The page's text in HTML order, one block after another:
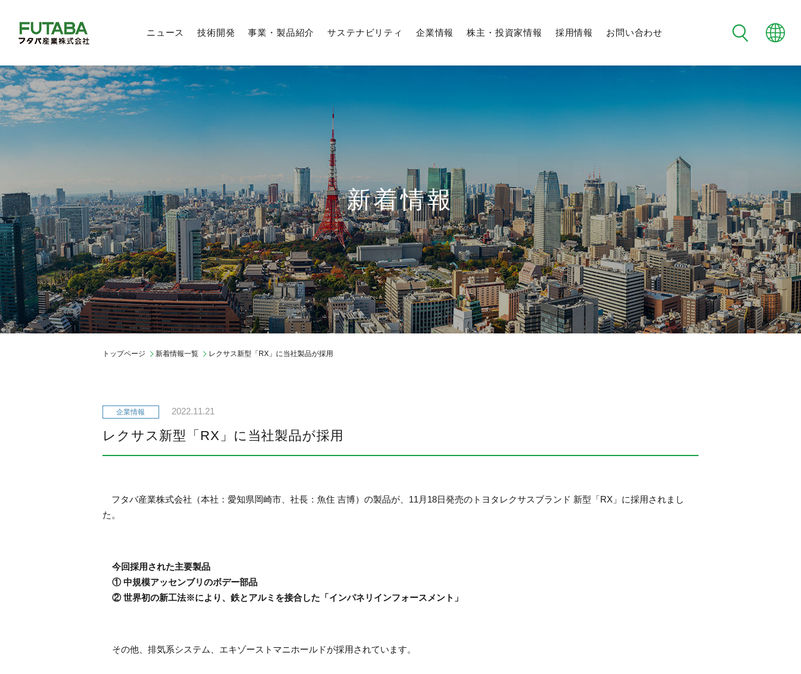
ニュース 技術開発
解析・評価の技術 生産技術
未来社会に向けた
新規事業への挑戦
事業・製品紹介
外販設備事業 農業事業
サステナビリティ
サステナビリティマネジメント 環境への取り組み 社会への取り組み
ガバナンス レポートライブラリ
企業情報
経営体系
会社概要
企業行動憲章／フタバ行動指針
国内工場
フタバグループ
（日本、アジア、北米、欧州）
調達情報
チーム紹介
地域交流
株主・投資家情報
業績・ハイライト
中期経営計画 IR情報
株式の状況
株価情報
株式事務手続き
株主総会
よくあるご質問
採用情報
経験者採用
期間従業員採用 制度・環境
期間従業員採用
お問い合わせ
新着情報
トップページ 新着情報一覧 レクサス新型「RX」に当社製品が採用
2022.11.21
レクサス新型「RX」に当社製品が採用
フタバ産業株式会社（本社：愛知県岡崎市、社長：魚住 吉博）の製品が、11月18日発売のトヨタレクサスブランド 新型「RX」に採用されまし
た。
今回採用された主要製品
① 中規模アッセンブリのボデー部品
② 世界初の新工法※により、鉄とアルミを接合した「インパネリインフォースメント」
その他、排気系システム、エキゾーストマニホールドが採用されています。